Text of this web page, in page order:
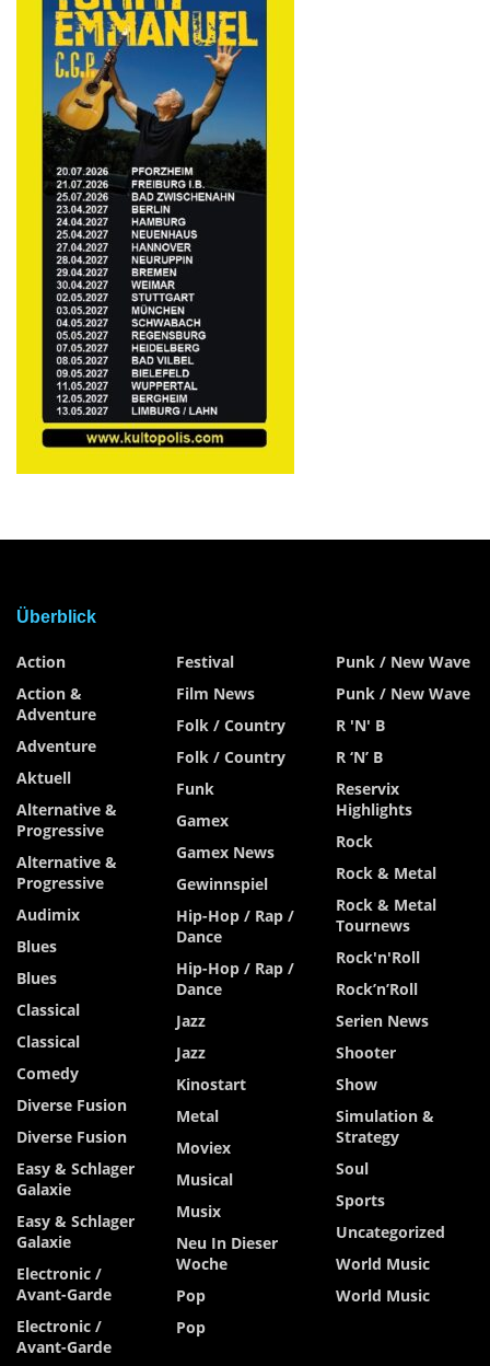
Überblick
Action
Action &
Adventure
Adventure
Aktuell
Alternative &
Progressive
Alternative &
Progressive
Audimix
Blues
Blues
Classical
Classical
Comedy
Diverse Fusion
Diverse Fusion
Easy & Schlager
Galaxie
Easy & Schlager
Galaxie
Electronic /
Avant-Garde
Electronic /
Avant-Garde
Festival
Film News
Folk / Country
Folk / Country
Funk
Gamex
Gamex News
Gewinnspiel
Hip-Hop / Rap /
Dance
Hip-Hop / Rap /
Dance
Jazz
Jazz
Kinostart
Metal
Moviex
Musical
Musix
Neu In Dieser
Woche
Pop
Pop
Punk / New Wave
Punk / New Wave
R 'n' B
R ‘n’ B
Reservix
Highlights
Rock
Rock & Metal
Rock & Metal
Tournews
Rock'n'Roll
Rock’n’Roll
Serien News
Shooter
Show
Simulation &
Strategy
Soul
Sports
Uncategorized
World Music
World Music